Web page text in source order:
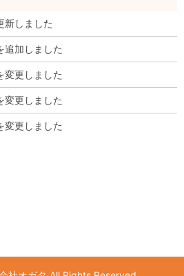
新しました
追加しました
変更しました
変更しました
変更しました